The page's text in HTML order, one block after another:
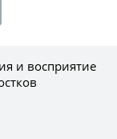
и восприятие